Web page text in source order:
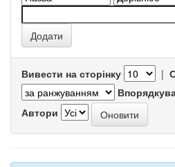
Вивести на сторінку |
Автори